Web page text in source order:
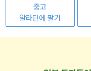
중고
알라딘에 팔기